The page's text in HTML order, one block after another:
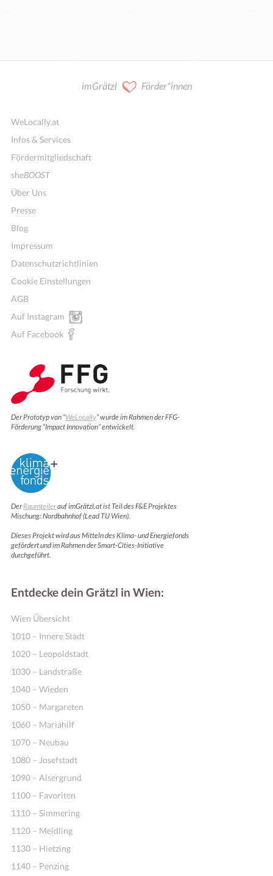
imGrätzl Förder*innen
WeLocally.at
Infos & Services
Fördermitgliedschaft
sheBOOST
Über Uns
Presse
Blog
Impressum
Datenschutzrichtlinien
Cookie Einstellungen
AGB
Auf Instagram
Auf Facebook
Der Prototyp von “WeLocally” wurde im Rahmen der FFG-
Förderung “Impact Innovation” entwickelt.
DerRaumteilerauf imGrätzl.at ist Teil des F&E Projektes
Mischung: Nordbahnhof (Lead TU Wien).
Dieses Projekt wird aus Mitteln des Klima- und Energiefonds
gefördert und im Rahmen der Smart-Cities-Initiative
durchgeführt.
Entdecke dein Grätzl in Wien:
Wien Übersicht
1010 – Innere Stadt
1020 – Leopoldstadt
1030 – Landstraße
1040 – Wieden
1050 – Margareten
1060 – Mariahilf
1070 – Neubau
1080 – Josefstadt
1090 – Alsergrund
1100 – Favoriten
1110 – Simmering
1120 – Meidling
1130 – Hietzing
1140 – Penzing